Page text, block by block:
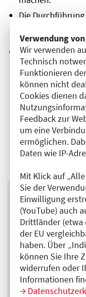
Verwendung
Wir verwenden
Technisch
Funktionieren
können nicht
Cookies dienen
Feedback zur
um eine
ermöglichen.
Daten wie IP-
Mit Klick auf
Sie der
Einwilligung
(YouTube) auch
Drittländer (etwa
der EU
haben. Über
können Sie Ihre
widerrufen oder
Informationen
Die
vergleichbare
Wir empfehlen
die erworbene
Vergleichbarkeit
Gesundheits-
Technische:r
finden Sie auch
Deutschland".
Anerkennung
Mehr erfahren